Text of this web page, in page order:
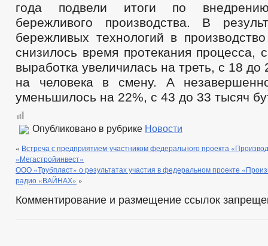
года подвели итоги по внедрению
бережливого производства. В
бережливых технологий в
снизилось время протекания процесса,
выработка увеличилась на треть, с 18 до
на человека в смену. А
уменьшилось на 22%, с 43 до 33 тысяч
Опубликовано в рубрике Новости
« Встреча с предприятием-участником федерального проекта
«Мегастройинвест»
ООО «Трубпласт» о результатах участия в федеральном проекте
радио «ВАЙНАХ» »
Комментирование и размещение ссылок